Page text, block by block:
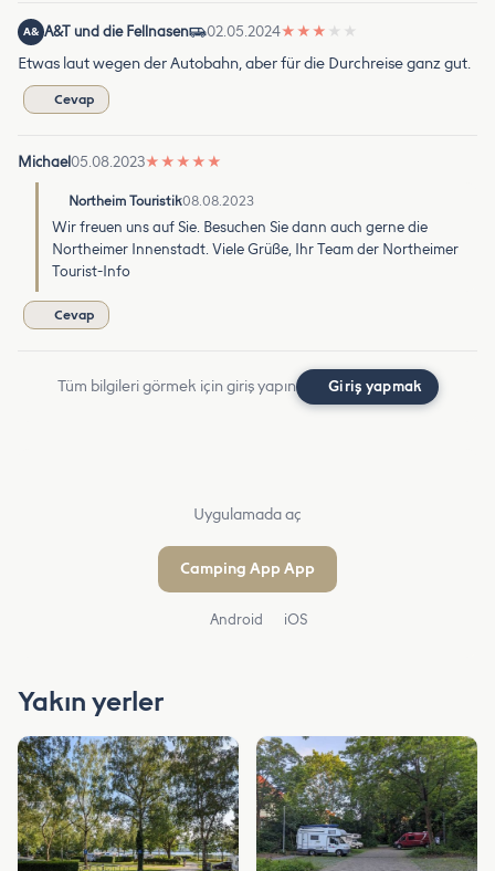
A& A&T und die Fellnasen 02.05.2024★ ★ ★ ★ ★
Etwas laut wegen der Autobahn, aber für die Durchreise ganz gut.
Cevap
Michael05.08.2023★ ★ ★ ★ ★
Northeim Touristik08.08.2023
Wir freuen uns auf Sie. Besuchen Sie dann auch gerne die
Northeimer Innenstadt. Viele Grüße, Ihr Team der Northeimer
Tourist-Info
Cevap
Tüm bilgileri görmek için giriş yapın Giriş yapmak
Uygulamada aç
Camping App App
Android iOS
Yakın yerler